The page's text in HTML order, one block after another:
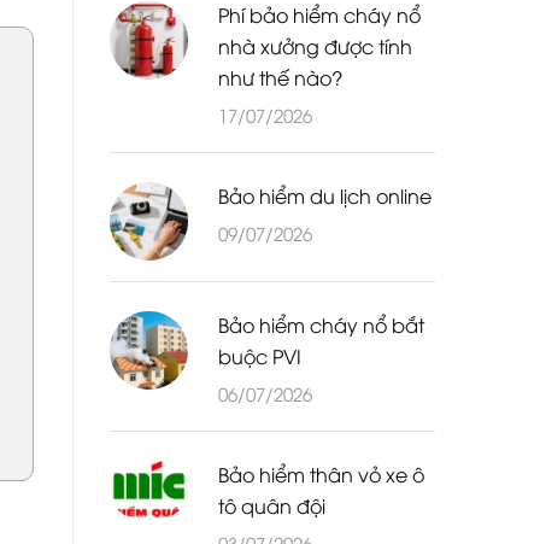
Phí bảo hiểm cháy nổ
nhà xưởng được tính
như thế nào?
17/07/2026
Bảo hiểm du lịch online
09/07/2026
Bảo hiểm cháy nổ bắt
buộc PVI
06/07/2026
Bảo hiểm thân vỏ xe ô
tô quân đội